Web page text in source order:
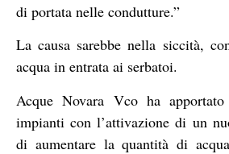
di portata nelle condutture.”
La causa sarebbe nella siccità,
acqua in entrata ai serbatoi.
Acque Novara Vco ha
impianti con l’attivazione di un
di aumentare la quantità di